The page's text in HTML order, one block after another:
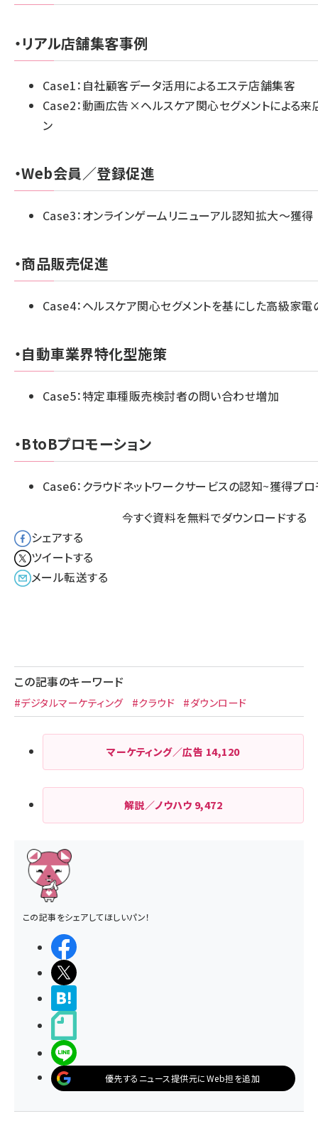
・リアル店舗集客事例
Case1：自社顧客データ活用によるエステ店舗集客
Case2：動画広告×ヘルスケア関心セグメントによる
ン
・Web会員／登録促進
Case3：オンラインゲームリニューアル認知拡大～獲得
・商品販売促進
Case4：ヘルスケア関心セグメントを基にした高級家
・自動車業界特化型施策
Case5：特定車種販売検討者の問い合わせ増加
・BtoBプロモーション
Case6：クラウドネットワークサービスの認知~獲得プロ
今すぐ資料を無料でダウンロードする
シェアする
ツイートする
メール転送する
この記事のキーワード
#デジタルマーケティング #クラウド #ダウンロード
マーケティング／広告 14,120
解説／ノウハウ 9,472
この記事をシェアしてほしいパン！
優先するニュース提供元にWeb担を追加